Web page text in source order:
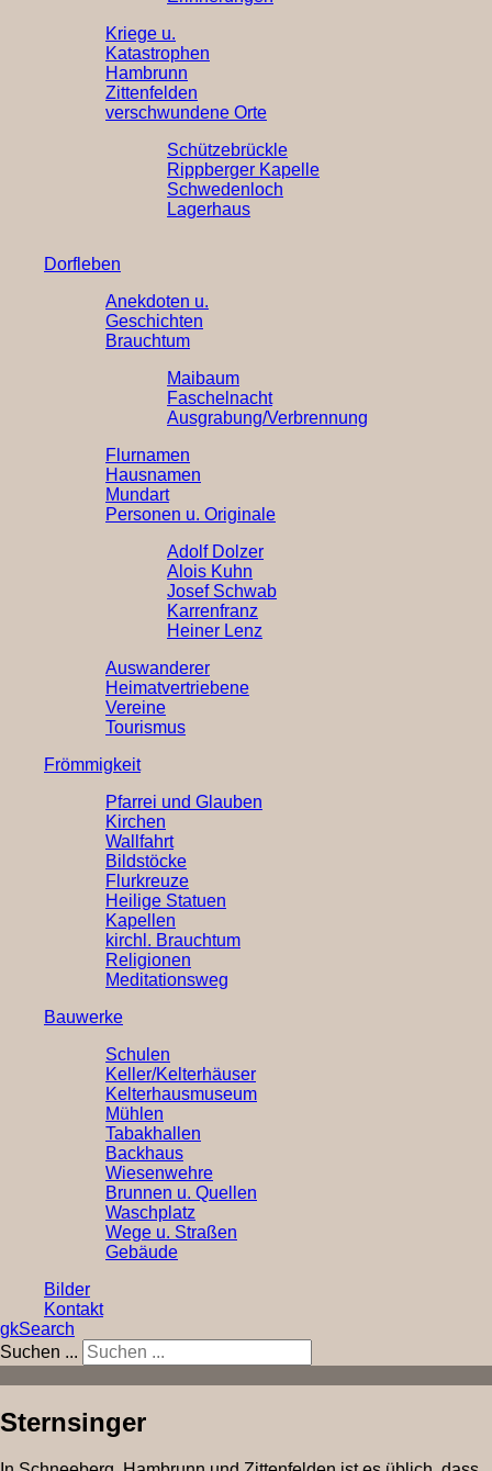
Kriege u.
Katastrophen
Hambrunn
Zittenfelden
verschwundene Orte
Schützebrückle
Rippberger Kapelle
Schwedenloch
Lagerhaus
Dorfleben
Anekdoten u.
Geschichten
Brauchtum
Maibaum
Faschelnacht
Ausgrabung/Verbrennung
Flurnamen
Hausnamen
Mundart
Personen u. Originale
Adolf Dolzer
Alois Kuhn
Josef Schwab
Karrenfranz
Heiner Lenz
Auswanderer
Heimatvertriebene
Vereine
Tourismus
Frömmigkeit
Pfarrei und Glauben
Kirchen
Wallfahrt
Bildstöcke
Flurkreuze
Heilige Statuen
Kapellen
kirchl. Brauchtum
Religionen
Meditationsweg
Bauwerke
Schulen
Keller/Kelterhäuser
Kelterhausmuseum
Mühlen
Tabakhallen
Backhaus
Wiesenwehre
Brunnen u. Quellen
Waschplatz
Wege u. Straßen
Gebäude
Bilder
Kontakt
gkSearch
Suchen ...
Sternsinger